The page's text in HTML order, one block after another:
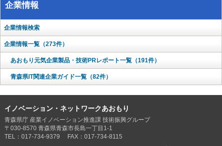
企業情報
企業情報検索
企業情報一覧（273件）
あおもり元気企業製品・技術PRレポート一覧（191件）
青森県IT関連企業ガイド一覧（82件）
イノベーション・ネットワークあおもり
青森県庁 産業イノベーション推進課 技術振興グループ
〒030-8570 青森県青森市長島一丁目1-1
TEL：017-734-9379 FAX：017-734-8115